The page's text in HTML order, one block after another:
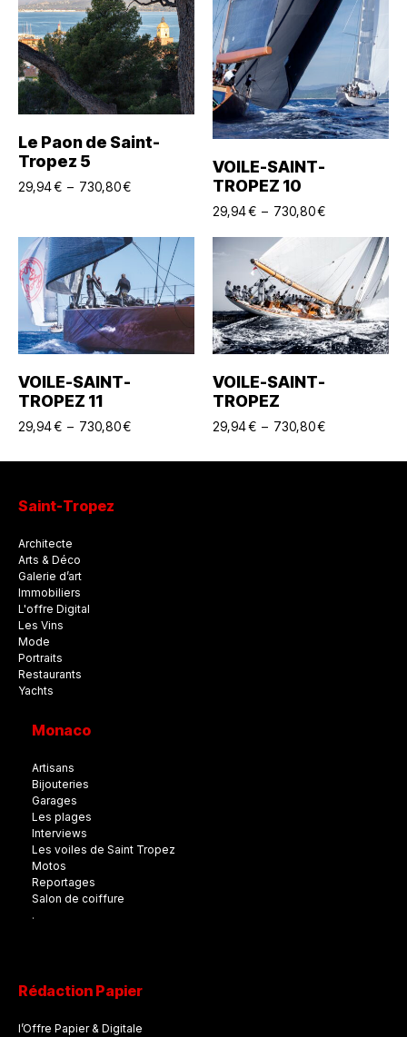
Choix Des Options
Le Paon de Saint-
Tropez 5
29,94€ – 730,80€
Choix Des Options
VOILE-SAINT-
TROPEZ 10
29,94€ – 730,80€
Choix Des Options
VOILE-SAINT-
TROPEZ 11
29,94€ – 730,80€
Choix Des Options
VOILE-SAINT-
TROPEZ
29,94€ – 730,80€
Saint-Tropez
Architecte
Arts & Déco
Galerie d’art
Immobiliers
L'offre Digital
Les Vins
Mode
Portraits
Restaurants
Yachts
Monaco
Artisans
Bijouteries
Garages
Les plages
Interviews
Les voiles de Saint Tropez
Motos
Reportages
Salon de coiffure
.
Rédaction Papier
l’Offre Papier & Digitale